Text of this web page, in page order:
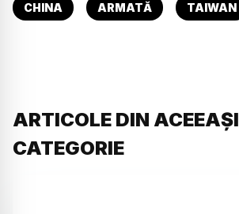
CHINA ARMATĂ TAIWAN
ARTICOLE DIN ACEEAȘI
CATEGORIE